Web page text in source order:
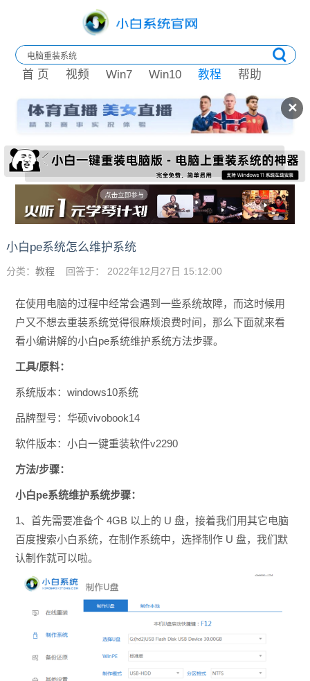
✕
首 页 视频 Win7 Win10 教程 帮助
小白pe系统怎么维护系统
分类： 教程 回答于： 2022年12月27日 15:12:00
在使用电脑的过程中经常会遇到一些系统故障，而这时候用
户又不想去重装系统觉得很麻烦浪费时间，那么下面就来看
看小编讲解的小白pe系统维护系统方法步骤。
工具/原料：
系统版本：windows10系统
品牌型号：华硕vivobook14
软件版本：小白一键重装软件v2290
方法/步骤：
小白pe系统维护系统步骤：
1、首先需要准备个 4GB 以上的 U 盘，接着我们用其它电脑
百度搜索小白系统，在制作系统中，选择制作 U 盘，我们默
认制作就可以啦。